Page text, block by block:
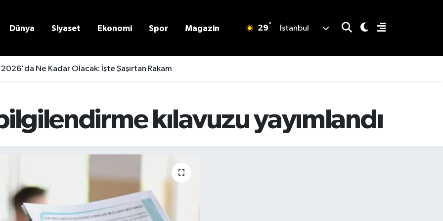
Dünya Siyaset Ekonomi Spor Magazin 29° İstanbul
Ne Kadar Olacak: İşte Şaşırtan Rakam
kılavuzu yayımlandı